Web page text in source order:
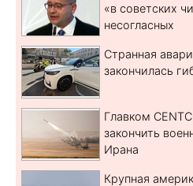
«в советских
несогласных
Странная
закончилась
Главком
закончить
Ирана
Крупная